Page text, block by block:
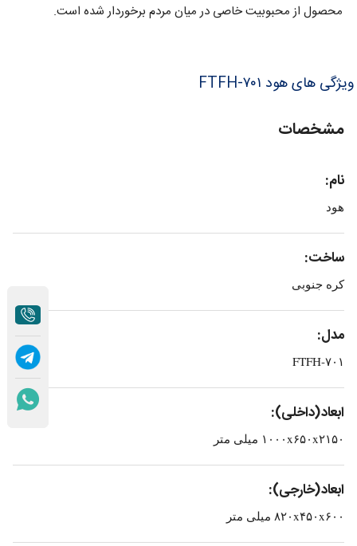
محصول از محبوبیت خاصی در میان مردم برخوردار شده است.
ویژگی های هود FTFH-۷۰۱
مشخصات
نام:
هود
ساخت:
کره جنوبی
مدل:
FTFH-۷۰۱
ابعاد(داخلی):
۱۰۰۰x۶۵۰x۲۱۵۰ میلی متر
:ابعاد(خارجی)
۸۲۰x۴۵۰x۶۰۰ میلی متر